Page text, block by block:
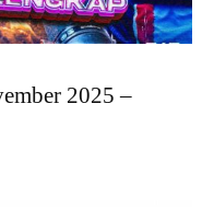
2025 –